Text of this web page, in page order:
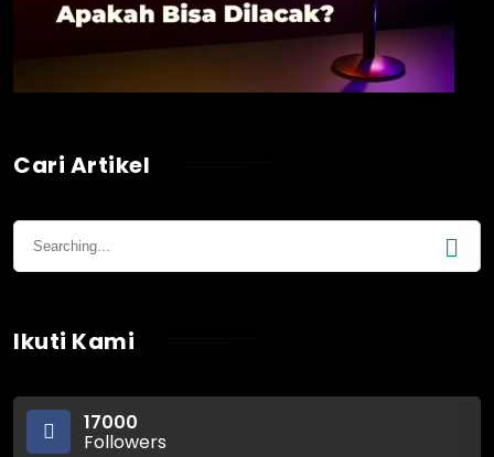
Cari Artikel
Ikuti Kami
17000
Followers